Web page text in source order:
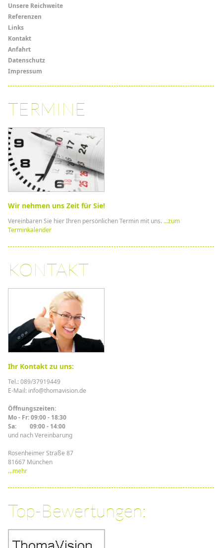
Menü
Links
Unsere Reichweite
Referenzen
Links
Kontakt
Anfahrt
Datenschutz
Impressum
TERMINE
Wir nehmen uns Zeit für Sie!
Vereinbaren Sie hier Ihren persönlichen Termin mit uns. ...zum
Terminkalender
KONTAKT
Ihr Kontakt zu uns:
Tel.: 089/37919449
E-Mail: info@thomavision.de
Öffnungszeiten:
Mo - Fr: 09:00 - 18:30
Sa: 09:00 - 14:00
und nach Vereinbarung
Rosenheimer Straße 87
81667 München
...mehr
Top-Bewertungen: